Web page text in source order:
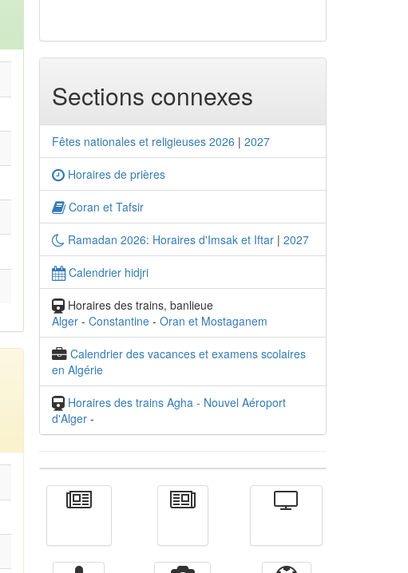
Sections connexes
Fêtes nationales et religieuses 2026 | 2027
Horaires de prières
Coran et Tafsir
Ramadan 2026: Horaires d'Imsak et Iftar | 2027
Calendrier hidjri
Horaires des trains, banlieue
Alger - Constantine - Oran et Mostaganem
Calendrier des vacances et examens scolaires
en Algérie
Horaires des trains Agha - Nouvel Aéroport
d'Alger -